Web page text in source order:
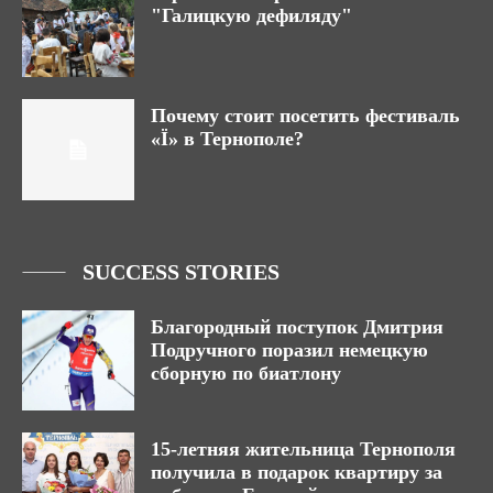
"Галицкую дефиляду"
Почему стоит посетить фестиваль
«Ї» в Тернополе?
SUCCESS STORIES
Благородный поступок Дмитрия
Подручного поразил немецкую
сборную по биатлону
15-летняя жительница Тернополя
получила в подарок квартиру за